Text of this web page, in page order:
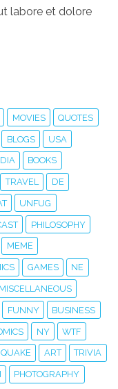
labore et dolore
MOVIES QUOTES
BLOGS USA
BOOKS
TRAVEL DE
UNFUG
PHILOSOPHY
MEME
GAMES NE
MISCELLANEOUS
FUNNY BUSINESS
NY WTF
ART TRIVIA
PHOTOGRAPHY